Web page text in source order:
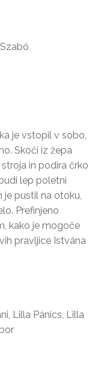
je vstopil v sobo,
Skoči iz žepa
in podira črko
lep poletni
je pustil na otoku,
Prefinjeno
kako je mogoče
pravljice Istvána
Lilla Pánics, Lilla